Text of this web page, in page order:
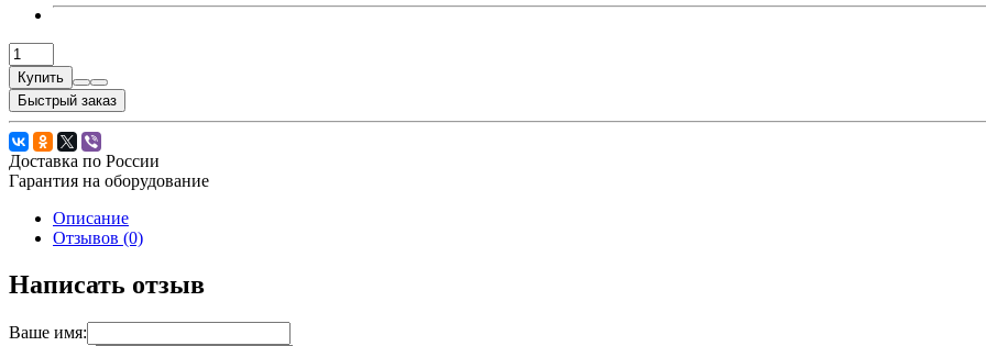
Купить
Быстрый заказ
Доставка по России
Гарантия на оборудование
Описание
Отзывов (0)
Написать отзыв
Ваше имя: